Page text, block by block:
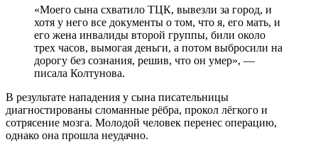
«Моего сына схватило ТЦК, вывезли за город, и
хотя у него все документы о том, что я, его мать, и
его жена инвалиды второй группы, били около
трех часов, вымогая деньги, а потом выбросили на
дорогу без сознания, решив, что он умер», —
писала Колтунова.
В результате нападения у сына писательницы
диагностированы сломанные рёбра, прокол лёгкого и
сотрясение мозга. Молодой человек перенес операцию,
однако она прошла неудачно.